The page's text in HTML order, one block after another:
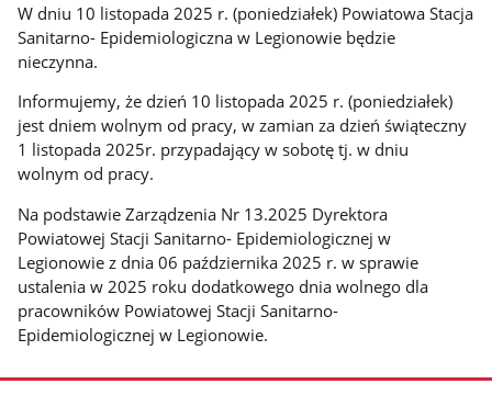
W dniu 10 listopada 2025 r. (poniedziałek) Powiatowa Stacja
Sanitarno- Epidemiologiczna w Legionowie będzie
nieczynna.
Informujemy, że dzień 10 listopada 2025 r. (poniedziałek)
jest dniem wolnym od pracy, w zamian za dzień świąteczny
1 listopada 2025r. przypadający w sobotę tj. w dniu
wolnym od pracy.
Na podstawie Zarządzenia Nr 13.2025 Dyrektora
Powiatowej Stacji Sanitarno- Epidemiologicznej w
Legionowie z dnia 06 października 2025 r. w sprawie
ustalenia w 2025 roku dodatkowego dnia wolnego dla
pracowników Powiatowej Stacji Sanitarno-
Epidemiologicznej w Legionowie.